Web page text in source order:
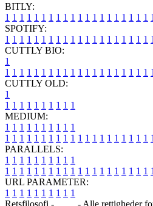
BITLY:
1 1 1 1 1 1 1 1 1 1 1 1 1 1 1 1 1 1 1 1 1
SPOTIFY:
1 1 1 1 1 1 1 1 1 1 1 1 1 1 1 1 1 1 1 1 1
CUTTLY BIO:
1
1 1 1 1 1 1 1 1 1 1 1 1 1 1 1 1 1 1 1 1 1
CUTTLY OLD:
1
1 1 1 1 1 1 1 1 1 1
MEDIUM:
1 1 1 1 1 1 1 1 1 1
1 1 1 1 1 1 1 1 1 1 1 1 1 1 1 1 1 1 1 1 1
PARALLELS:
1 1 1 1 1 1 1 1 1 1
1 1 1 1 1 1 1 1 1 1 1 1 1 1 1 1 1 1 1 1 1
URL PARAMETER:
1 1 1 1 1 1 1 1 1 1
Retsfilosofi -
- Alle rettigheder